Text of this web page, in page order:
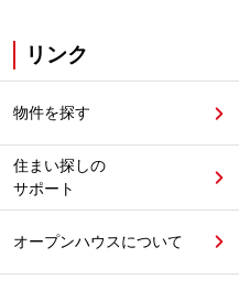
リンク
物件を探す
住まい探しの
サポート
オープンハウスについて